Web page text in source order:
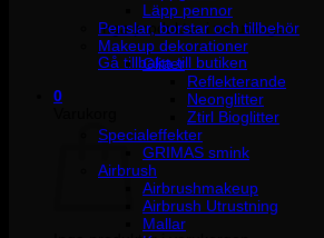
Inga produkter i varukorgen.
Gå tillbaka till butiken
0
Läpp pennor
Penslar, borstar och tillbehör
Makeup dekorationer
Glitter
Reflekterande
Neonglitter
Ztirl Bioglitter
Specialeffekter
GRIMAS smink
Airbrush
Airbrushmakeup
Airbrush Utrustning
Mallar